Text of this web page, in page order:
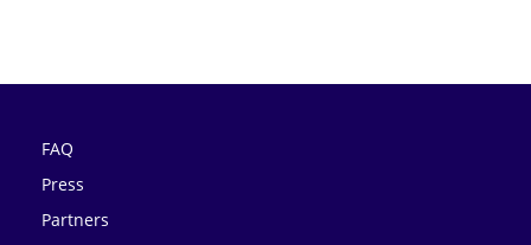
FAQ
Press
Partners